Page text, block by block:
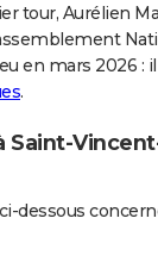
tour, Aurélien
en mars 2026 : il
.
dessous